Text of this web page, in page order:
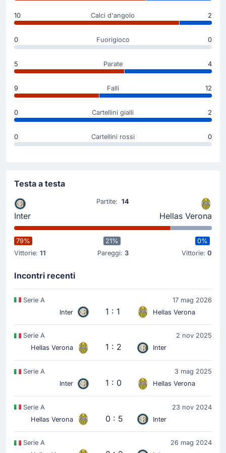
46'
Antoine Bernede
Cambio Hellas Verona: Abdou Harroui è il sostituto di
Inizio della partita
10 Calci d'angolo 2
0 Fuorigioco 0
5 Parate 4
9 Falli 12
0 Cartellini gialli 2
0 Cartellini rossi 0
Testa a testa
Inter
Partite:14
Hellas Verona
79%
Vittorie: 11
21%
Pareggi: 3
0%
Vittorie: 0
Incontri recenti
Serie A
17 mag 2026
Inter
1 : 1 Hellas Verona
Serie A
2 nov 2025
Hellas Verona
1 : 2 Inter
Serie A
3 mag 2025
Inter
1 : 0 Hellas Verona
Serie A
23 nov 2024
Hellas Verona
0 : 5 Inter
Serie A
26 mag 2024